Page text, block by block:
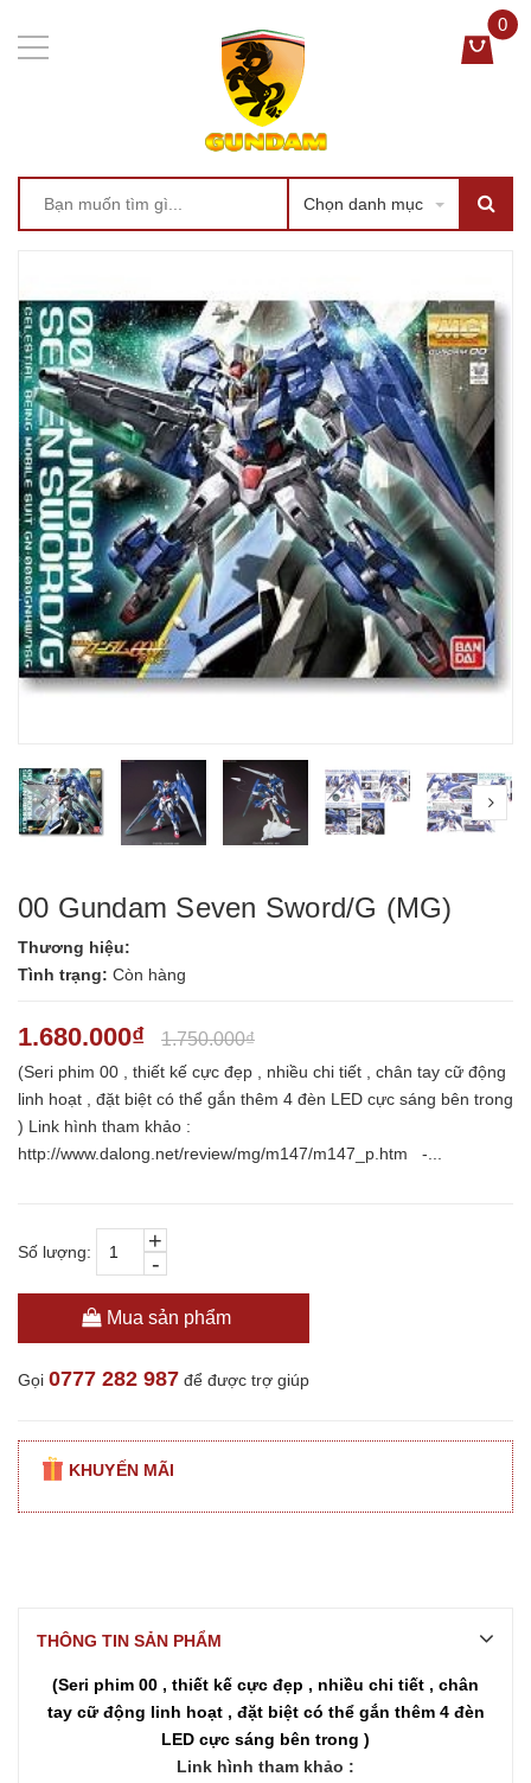
Chọn danh mục
0
prev
00 Gundam Seven Sword/G (MG)
Thương hiệu:
Tình trạng: Còn hàng
1.680.000₫ 1.750.000₫
(Seri phim 00 , thiết kế cực đẹp , nhiều chi tiết , chân tay cữ động
linh hoạt , đặt biệt có thể gắn thêm 4 đèn LED cực sáng bên trong
) Link hình tham khảo :
http://www.dalong.net/review/mg/m147/m147_p.htm -...
Số lượng: -
+
Mua sản phẩm
Gọi 0777 282 987 để được trợ giúp
KHUYẾN MÃI
THÔNG TIN SẢN PHẨM
(Seri phim 00 , thiết kế cực đẹp , nhiều chi tiết , chân
tay cữ động linh hoạt , đặt biệt có thể gắn thêm 4 đèn
LED cực sáng bên trong )
Link hình tham khảo :